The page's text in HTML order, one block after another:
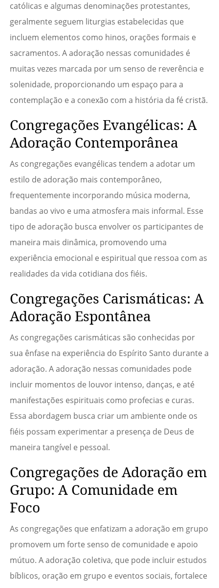
católicas e algumas denominações protestantes,
geralmente seguem liturgias estabelecidas que
incluem elementos como hinos, orações formais e
sacramentos. A adoração nessas comunidades é
muitas vezes marcada por um senso de reverência e
solenidade, proporcionando um espaço para a
contemplação e a conexão com a história da fé cristã.
Congregações Evangélicas: A
Adoração Contemporânea
As congregações evangélicas tendem a adotar um
estilo de adoração mais contemporâneo,
frequentemente incorporando música moderna,
bandas ao vivo e uma atmosfera mais informal. Esse
tipo de adoração busca envolver os participantes de
maneira mais dinâmica, promovendo uma
experiência emocional e espiritual que ressoa com as
realidades da vida cotidiana dos fiéis.
Congregações Carismáticas: A
Adoração Espontânea
As congregações carismáticas são conhecidas por
sua ênfase na experiência do Espírito Santo durante a
adoração. A adoração nessas comunidades pode
incluir momentos de louvor intenso, danças, e até
manifestações espirituais como profecias e curas.
Essa abordagem busca criar um ambiente onde os
fiéis possam experimentar a presença de Deus de
maneira tangível e pessoal.
Congregações de Adoração em
Grupo: A Comunidade em
Foco
As congregações que enfatizam a adoração em grupo
promovem um forte senso de comunidade e apoio
mútuo. A adoração coletiva, que pode incluir estudos
bíblicos, oração em grupo e eventos sociais, fortalece